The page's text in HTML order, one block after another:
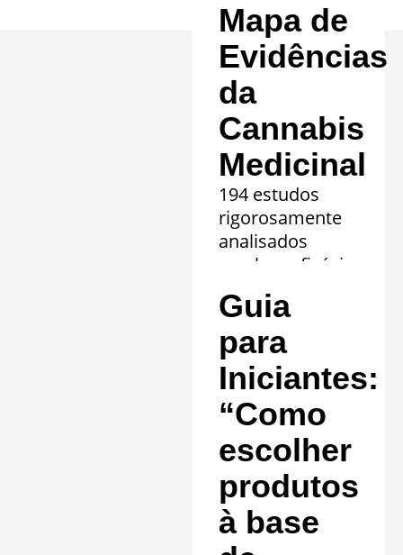
Mapa de
Evidências
da
Cannabis
Medicinal
194 estudos
rigorosamente
analisados
revelam eficácia
comprovada em
20 quadros
clínicos.
Saiba mais »
Guia
para
Iniciantes:
“Como
escolher
produtos
à base